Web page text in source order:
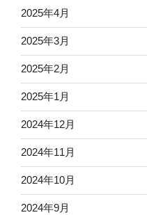
2025年4月
2025年3月
2025年2月
2025年1月
2024年12月
2024年11月
2024年10月
2024年9月